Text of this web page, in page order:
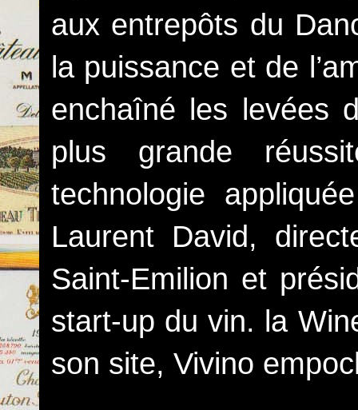
aux entrepôts du
la puissance et de
enchaîné les levées
plus grande
technologie
Laurent David,
Saint-Emilion et
start-up du vin. la
son site, Vivino